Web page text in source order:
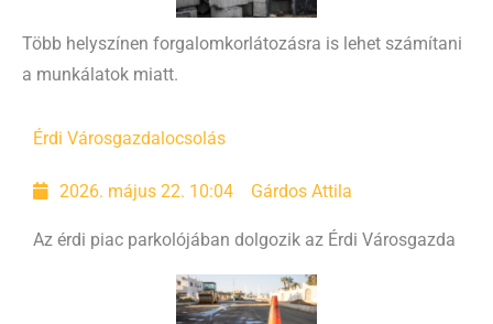
Több helyszínen forgalomkorlátozásra is lehet számítani
a munkálatok miatt.
Érdi Városgazda locsolás
2026. május 22. 10:04 Gárdos Attila
Az érdi piac parkolójában dolgozik az Érdi Városgazda